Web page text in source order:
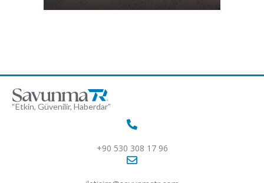
“Etkin, Güvenilir, Haberdar”
+90 530 308 17 96